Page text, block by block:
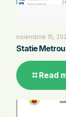
noiembrie 15,
Statie
Read